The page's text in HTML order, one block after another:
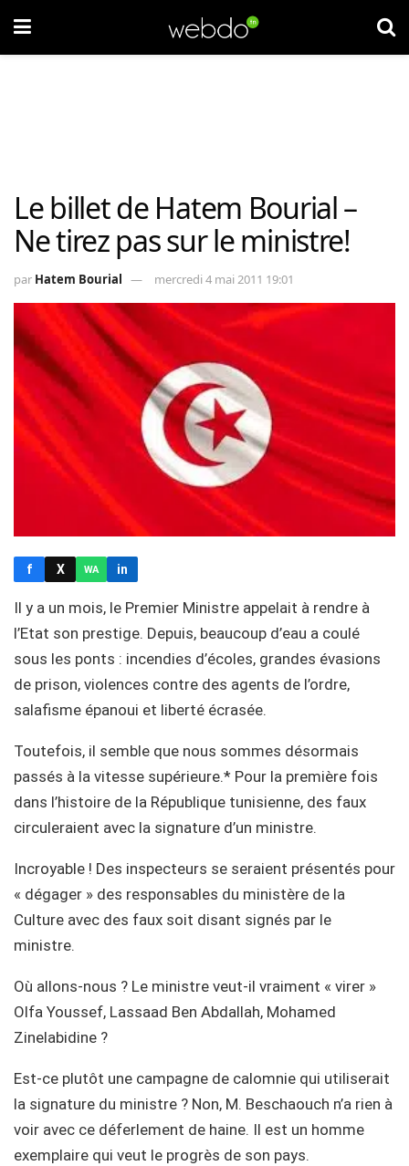
Le billet de Hatem Bourial –
Ne tirez pas sur le ministre!
par Hatem Bourial mercredi 4 mai 2011 19:01
f X WA in
Il y a un mois, le Premier Ministre appelait à rendre à
l’Etat son prestige. Depuis, beaucoup d’eau a coulé
sous les ponts : incendies d’écoles, grandes évasions
de prison, violences contre des agents de l’ordre,
salafisme épanoui et liberté écrasée.
Toutefois, il semble que nous sommes désormais
passés à la vitesse supérieure.* Pour la première fois
dans l’histoire de la République tunisienne, des faux
circuleraient avec la signature d’un ministre.
Incroyable ! Des inspecteurs se seraient présentés pour
« dégager » des responsables du ministère de la
Culture avec des faux soit disant signés par le
ministre.
Où allons-nous ? Le ministre veut-il vraiment « virer »
Olfa Youssef, Lassaad Ben Abdallah, Mohamed
Zinelabidine ?
Est-ce plutôt une campagne de calomnie qui utiliserait
la signature du ministre ? Non, M. Beschaouch n’a rien à
voir avec ce déferlement de haine. Il est un homme
exemplaire qui veut le progrès de son pays.